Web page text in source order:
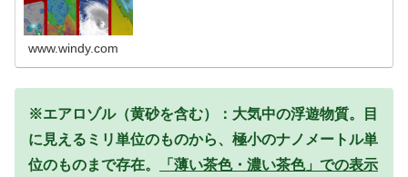
www.windy.com
※エアロゾル（黄砂を含む）：大気中の浮遊物質。目
に見えるミリ単位のものから、極小のナノメートル単
位のものまで存在。
「薄い茶色・濃い茶色」での表示